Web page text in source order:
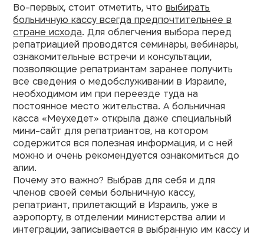
Во-первых, стоит отметить, чтовыбирать
больничную кассу всегда предпочтительнее в
стране исхода. Для облегчения выбора перед
репатриацией проводятся семинары, вебинары,
ознакомительные встречи и консультации,
позволяющие репатриантам заранее получить
все сведения о медобслуживании в Израиле,
необходимом им при переезде туда на
постоянное место жительства. А больничная
касса «Меухедет» открыла даже специальный
мини-сайт для репатриантов, на котором
содержится вся полезная информация, и с ней
можно и очень рекомендуется ознакомиться до
алии.
Почему это важно? Выбрав для себя и для
членов своей семьи больничную кассу,
репатриант, прилетающий в Израиль, уже в
аэропорту, в отделении министерства алии и
интеграции, записывается в выбранную им кассу и